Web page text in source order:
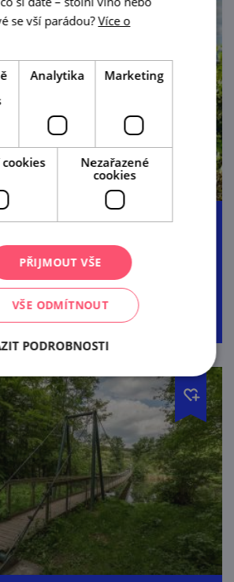
kole k sousedům
1:30 h
okružní
se vší parádou?Více o
Analytika Marketing
Nezařazené
cookies
PŘIJMOUT VŠE
VŠE ODMÍTNOUT
PODROBNOSTI